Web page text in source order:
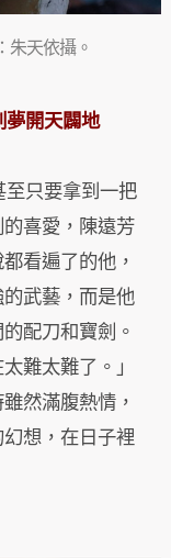
朱天依攝。
開天闢地
只要拿到一把
喜愛，陳遠芳
看遍了的他，
武藝，而是他
配刀和寶劍。
難太難了。」
然滿腹熱情，
想，在日子裡